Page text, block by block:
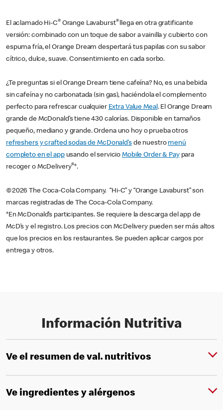
El aclamado Hi-C® Orange Lavaburst® llega en otra gratificante
versión: combinado con un toque de sabor a vainilla y cubierto con
espuma fría, el Orange Dream despertará tus papilas con su sabor
cítrico, dulce, suave. Consentimiento en cada sorbo.
¿Te preguntas si el Orange Dream tiene cafeína? No, es una bebida
sin cafeína y no carbonatada (sin gas), haciéndola el complemento
perfecto para refrescar cualquier Extra Value Meal. El Orange Dream
grande de McDonald’s tiene 430 calorías. Disponible en tamaños
pequeño, mediano y grande. Ordena uno hoy o prueba otros
refreshers y crafted sodas de McDonald’sde nuestro menú
completo en el appusando el servicioMobile Order & Paypara
recoger o McDelivery®*.
©2026 The Coca-Cola Company. “Hi-C” y “Orange Lavaburst” son
marcas registradas de The Coca-Cola Company.
*En McDonald’s participantes. Se requiere la descarga del app de
McD’s y el registro. Los precios con McDelivery pueden ser más altos
que los precios en los restaurantes. Se pueden aplicar cargos por
entrega y otros.
Información Nutritiva
Ve el resumen de val. nutritivos
Ve ingredientes y alérgenos